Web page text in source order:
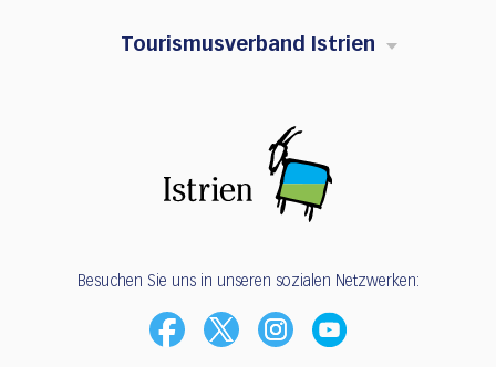
Tourismusverband Istrien
Besuchen Sie uns in unseren sozialen Netzwerken: